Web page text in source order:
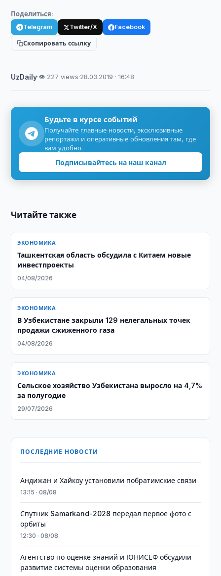
Поделиться:
Telegram Twitter/X Facebook
Скопировать ссылку
UzDaily·👁 227 views·28.03.2019 · 16:48
Будьте в курсе событий
Получайте главные новости, эксклюзивные
репортажи и оперативные обновления там, где
вам удобно.
Подписывайтесь на наш канал
Читайте также
ЭКОНОМИКА
Ташкентская область обсудила с Китаем новые
инвестпроекты
04/08/2026
ЭКОНОМИКА
В Узбекистане закрыли 129 нелегальных точек
продажи сжиженного газа
04/08/2026
ЭКОНОМИКА
Сельское хозяйство Узбекистана выросло на 4,7%
за полугодие
29/07/2026
ПОСЛЕДНИЕ НОВОСТИ
Андижан и Хайкоу установили побратимские связи
13:15 · 08/08
Спутник Samarkand-2028 передал первое фото с
орбиты
12:30 · 08/08
Агентство по оценке знаний и ЮНИСЕФ обсудили
развитие системы оценки образования